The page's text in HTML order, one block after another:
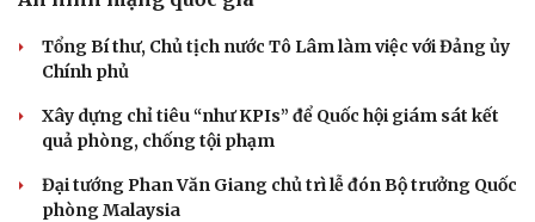
Tổng Bí thư, Chủ tịch nước Tô Lâm làm việc với Đảng ủy
Chính phủ
Xây dựng chỉ tiêu “như KPIs” để Quốc hội giám sát kết
quả phòng, chống tội phạm
Đại tướng Phan Văn Giang chủ trì lễ đón Bộ trưởng Quốc
phòng Malaysia